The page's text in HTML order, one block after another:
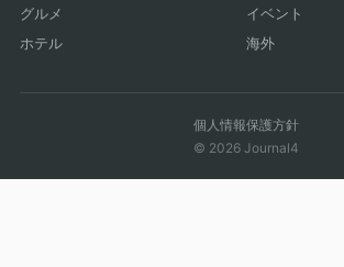
グルメ
イベント
ホテル
海外
個人情報保護方針
© 2026 Journal4